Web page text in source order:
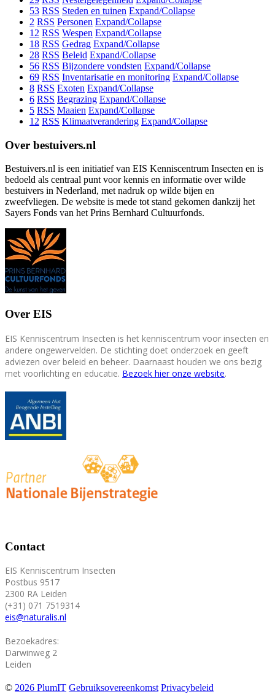
53 RSS Steden en tuinen Expand/Collapse
2 RSS Personen Expand/Collapse
12 RSS Wespen Expand/Collapse
18 RSS Gedrag Expand/Collapse
28 RSS Beleid Expand/Collapse
56 RSS Bijzondere vondsten Expand/Collapse
69 RSS Inventarisatie en monitoring Expand/Collapse
8 RSS Exoten Expand/Collapse
6 RSS Begrazing Expand/Collapse
5 RSS Maaien Expand/Collapse
12 RSS Klimaatverandering Expand/Collapse
Over bestuivers.nl
Bestuivers.nl is een initiatief van EIS Kenniscentrum Insecten en is
bedoeld als centraal punt voor kennis en informatie over wilde
bestuivers in Nederland, met nadruk op wilde bijen en
zweefvliegen. De website is mede tot stand gekomen dankzij het
Sayers Fonds van het Prins Bernhard Cultuurfonds.
Over EIS
EIS Kenniscentrum Insecten is het kenniscentrum voor insecten en
andere ongewervelden. De stichting doet onderzoek en geeft
adviezen over beleid en beheer. Daarnaast houden we ons bezig
met voorlichting en educatie. Bezoek hier onze website.
Contact
EIS Kenniscentrum Insecten
Postbus 9517
2300 RA Leiden
(+31) 071 7519314
eis@naturalis.nl
Bezoekadres:
Darwinweg 2
Leiden
© 2026 PlumIT Gebruiksovereenkomst Privacybeleid